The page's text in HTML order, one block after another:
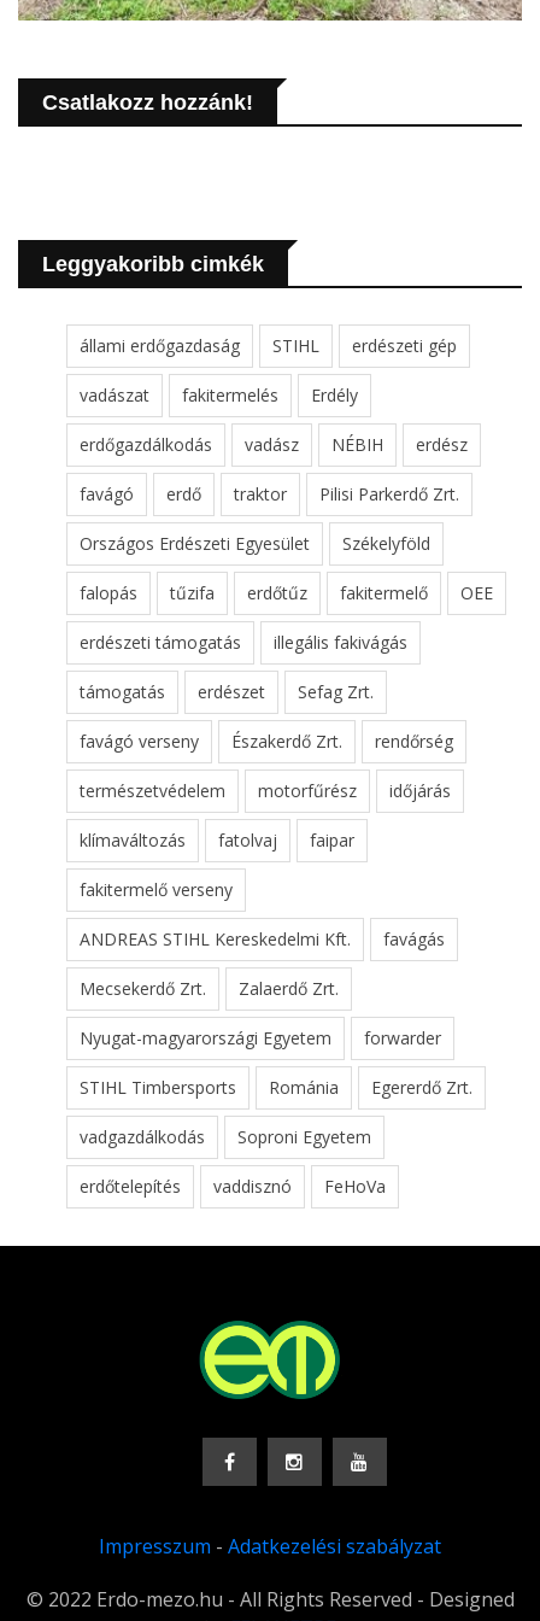
Csatlakozz hozzánk!
Leggyakoribb cimkék
állami erdőgazdaság STIHL erdészeti gép
vadászat fakitermelés Erdély
erdőgazdálkodás vadász NÉBIH erdész
favágó erdő traktor Pilisi Parkerdő Zrt.
Országos Erdészeti Egyesület Székelyföld
falopás tűzifa erdőtűz fakitermelő OEE
erdészeti támogatás illegális fakivágás
támogatás erdészet Sefag Zrt.
favágó verseny Északerdő Zrt. rendőrség
természetvédelem motorfűrész időjárás
klímaváltozás fatolvaj faipar
fakitermelő verseny
ANDREAS STIHL Kereskedelmi Kft. favágás
Mecsekerdő Zrt. Zalaerdő Zrt.
Nyugat-magyarországi Egyetem forwarder
STIHL Timbersports Románia Egererdő Zrt.
vadgazdálkodás Soproni Egyetem
erdőtelepítés vaddisznó FeHoVa
Impresszum - Adatkezelési szabályzat
© 2022 Erdo-mezo.hu - All Rights Reserved - Designed